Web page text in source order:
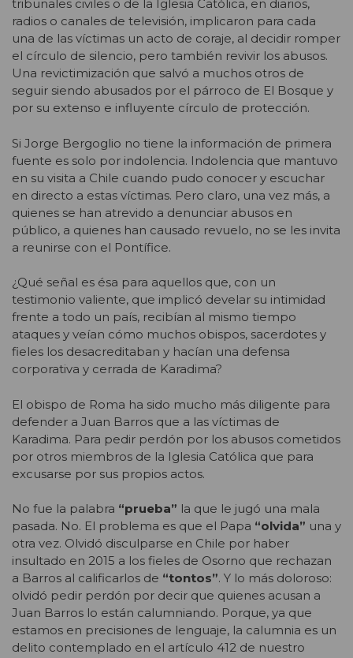
tribunales civiles o de la Iglesia Católica, en diarios,
radios o canales de televisión, implicaron para cada
una de las víctimas un acto de coraje, al decidir romper
el círculo de silencio, pero también revivir los abusos.
Una revictimización que salvó a muchos otros de
seguir siendo abusados por el párroco de El Bosque y
por su extenso e influyente círculo de protección.
Si Jorge Bergoglio no tiene la información de primera
fuente es solo por indolencia. Indolencia que mantuvo
en su visita a Chile cuando pudo conocer y escuchar
en directo a estas víctimas. Pero claro, una vez más, a
quienes se han atrevido a denunciar abusos en
público, a quienes han causado revuelo, no se les invita
a reunirse con el Pontífice.
¿Qué señal es ésa para aquellos que, con un
testimonio valiente, que implicó develar su intimidad
frente a todo un país, recibían al mismo tiempo
ataques y veían cómo muchos obispos, sacerdotes y
fieles los desacreditaban y hacían una defensa
corporativa y cerrada de Karadima?
El obispo de Roma ha sido mucho más diligente para
defender a Juan Barros que a las víctimas de
Karadima. Para pedir perdón por los abusos cometidos
por otros miembros de la Iglesia Católica que para
excusarse por sus propios actos.
No fue la palabra “prueba” la que le jugó una mala
pasada. No. El problema es que el Papa “olvida” una y
otra vez. Olvidó disculparse en Chile por haber
insultado en 2015 a los fieles de Osorno que rechazan
a Barros al calificarlos de “tontos”. Y lo más doloroso:
olvidó pedir perdón por decir que quienes acusan a
Juan Barros lo están calumniando. Porque, ya que
estamos en precisiones de lenguaje, la calumnia es un
delito contemplado en el artículo 412 de nuestro